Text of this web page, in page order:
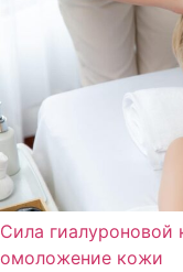
Сила гиалуроновой
омоложение кожи